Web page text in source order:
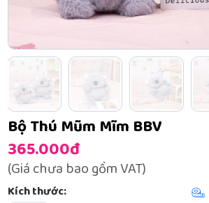
Bộ Thú Mũm Mĩm BBV
365.000đ
(Giá chưa bao gồm VAT)
Kích thước: